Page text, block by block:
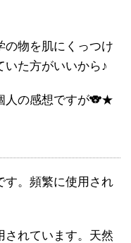
の物を肌にくっつけ
いた方がいいから♪
の感想ですが🐨★
す。頻繁に使用され
されています。天然